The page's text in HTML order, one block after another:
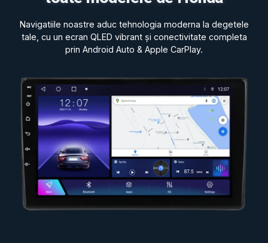
Navigatiile noastre aduc tehnologia moderna la degetele
tale, cu un ecran QLED vibrant și conectivitate completa
prin Android Auto & Apple CarPlay.